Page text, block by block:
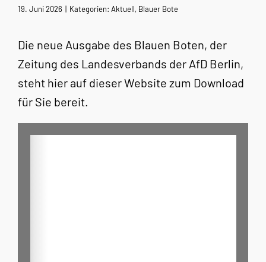
19. Juni 2026 | Kategorien: Aktuell, Blauer Bote
Die neue Ausgabe des Blauen Boten, der
Zeitung des Landesverbands der AfD Berlin,
steht hier auf dieser Website zum Download
für Sie bereit.